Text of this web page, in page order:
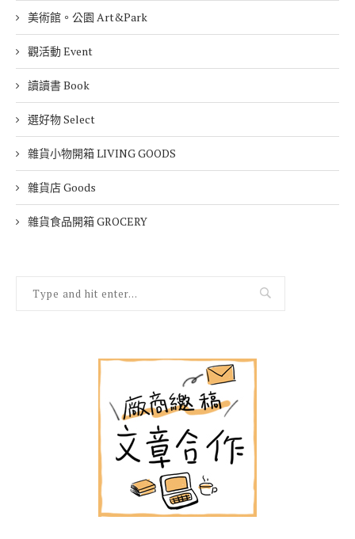
美術館。公園 Art&Park
觀活動 Event
讀讀書 Book
選好物 Select
雜貨小物開箱 LIVING GOODS
雜貨店 Goods
雜貨食品開箱 GROCERY